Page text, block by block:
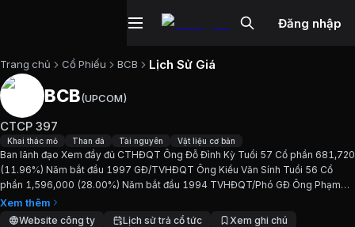
Đăng nhập
Trang chủ Cổ Phiếu BCB Lịch Sử Giá
Cổ phiếuBCB
Cập nhật: 6/8/2026 .
Ngành: Khai thác mỏ, Than đá, Tài nguyên, Vật liệu cơ bản
Giới thiệuCTCP 397
BCB(UPCOM)
CTCP 397
Khai thác mỏ Than đá Tài nguyên Vật liệu cơ bản
Ban lãnh đạo Xem đầy đủ CTHĐQT Ông Đỗ Đình Kỳ Tuổi 57 Cổ phần 681,720
(11.96%) Năm bắt đầu 1997 GĐ/TVHĐQT Ông Kiều Văn Sính Tuổi 56 Cổ
phần 1,596,000 (28.00%) Năm bắt đầu 1994 TVHĐQT/Phó GĐ Ông Phạm
Xuân Huyến Tuổi 51 Cổ phần 326,838 (5.73%) Năm bắt đầu N/A...
Xem thêm
Website công ty Lịch sử trả cổ tức
Xem ghi chú